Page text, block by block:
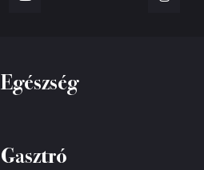
Egészség
Gasztró